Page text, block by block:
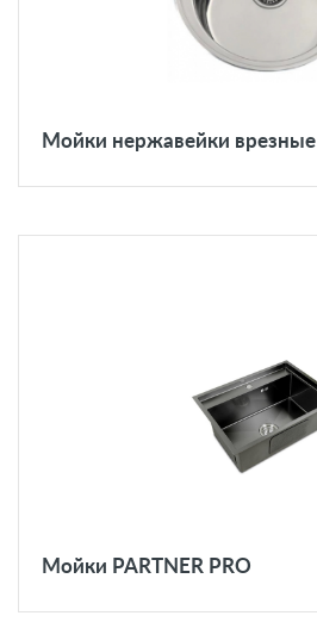
Мойки нержавейки врезные
Мойки PARTNER PRO